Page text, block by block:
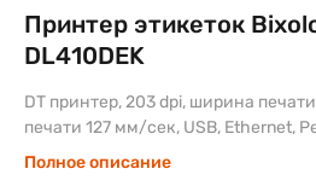
Принтер этикеток
DL410DEK
DT принтер, 203 dpi, ширина
печати 127 мм/сек, USB, Ethernet,
Полное описание